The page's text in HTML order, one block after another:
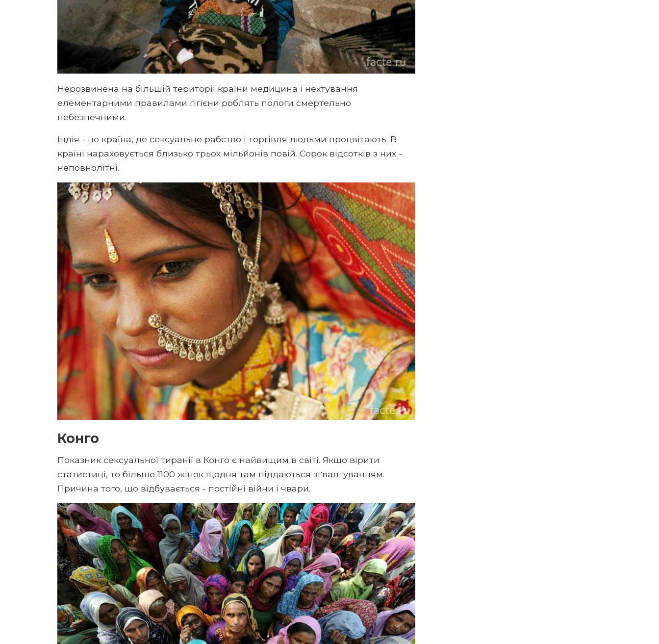
Нерозвинена на більшій території країни медицина і нехтування
елементарними правилами гігієни роблять пологи смертельно
небезпечними.
Індія - це країна, де сексуальне рабство і торгівля людьми процвітають. В
країні нараховується близько трьох мільйонів повій. Сорок відсотків з них -
неповнолітні.
Конго
Показник сексуальної тиранії в Конго є найвищим в світі. Якщо вірити
статистиці, то більше 1100 жінок щодня там піддаються зґвалтуванням.
Причина того, що відбувається - постійні війни і чвари.